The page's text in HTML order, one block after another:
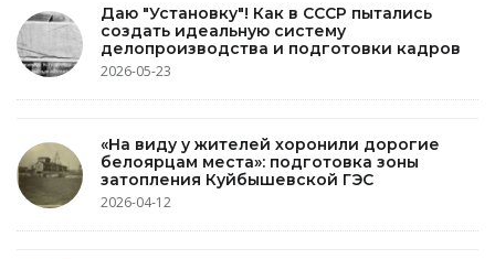
Даю "Установку"! Как в СССР пытались
создать идеальную систему
делопроизводства и подготовки кадров
2026-05-23
«На виду у жителей хоронили дорогие
белоярцам места»: подготовка зоны
затопления Куйбышевской ГЭС
2026-04-12